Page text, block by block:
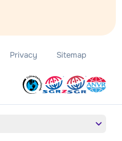
Privacy Sitemap